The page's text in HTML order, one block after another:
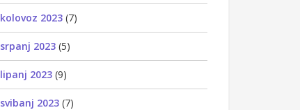
kolovoz 2023 (7)
srpanj 2023 (5)
lipanj 2023 (9)
svibanj 2023 (7)